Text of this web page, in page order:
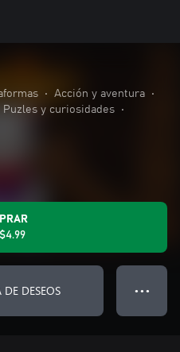
• Acción y aventura
•
Puzles y curiosidades
•
DESEOS ● ● ●